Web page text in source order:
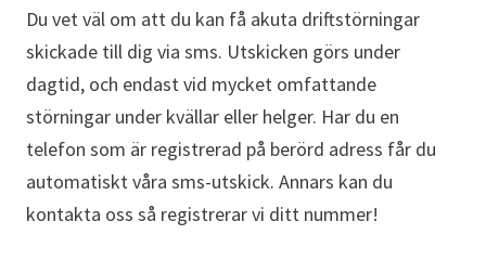
Du vet väl om att du kan få akuta driftstörningar
skickade till dig via sms. Utskicken görs under
dagtid, och endast vid mycket omfattande
störningar under kvällar eller helger. Har du en
telefon som är registrerad på berörd adress får du
automatiskt våra sms-utskick. Annars kan du
kontakta oss så registrerar vi ditt nummer!